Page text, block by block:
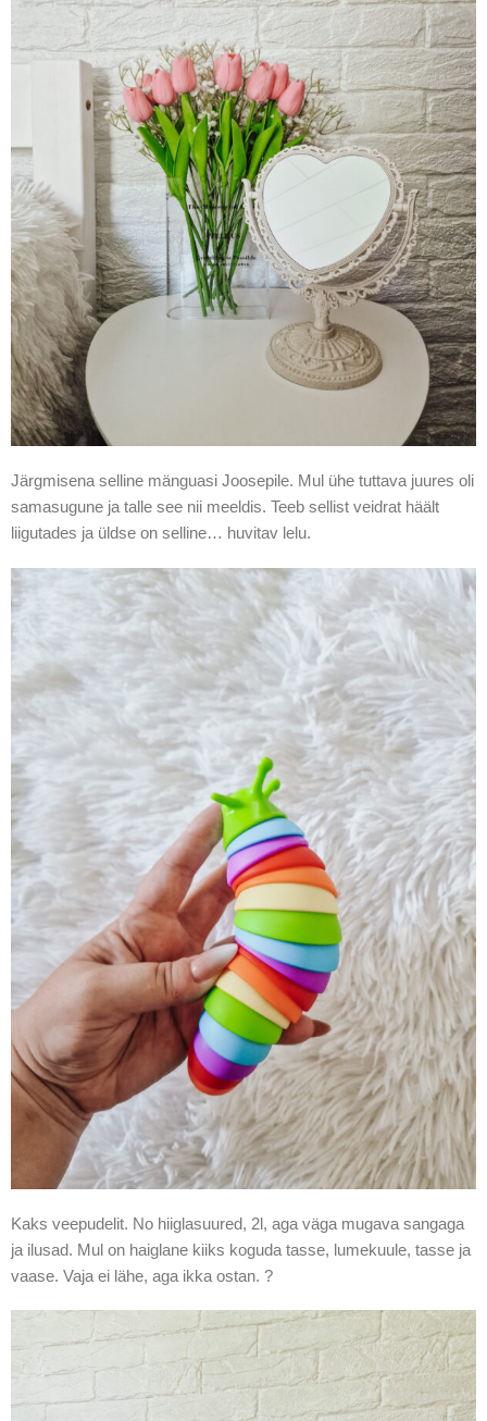
Järgmisena selline mänguasi Joosepile. Mul ühe tuttava juures oli
samasugune ja talle see nii meeldis. Teeb sellist veidrat häält
liigutades ja üldse on selline… huvitav lelu.
Kaks veepudelit. No hiiglasuured, 2l, aga väga mugava sangaga
ja ilusad. Mul on haiglane kiiks koguda tasse, lumekuule, tasse ja
vaase. Vaja ei lähe, aga ikka ostan. ?